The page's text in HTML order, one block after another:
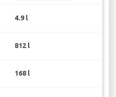
4.9 l
812 l
168 l